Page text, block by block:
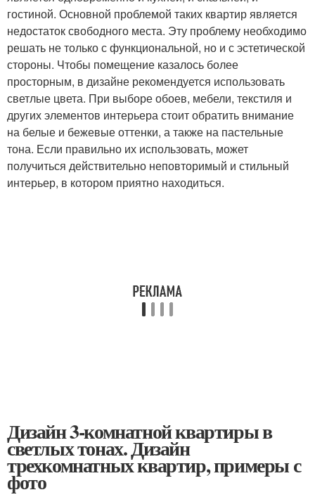
гостиной. Основной проблемой таких квартир является
недостаток свободного места. Эту проблему необходимо
решать не только с функциональной, но и с эстетической
стороны. Чтобы помещение казалось более
просторным, в дизайне рекомендуется использовать
светлые цвета. При выборе обоев, мебели, текстиля и
других элементов интерьера стоит обратить внимание
на белые и бежевые оттенки, а также на пастельные
тона. Если правильно их использовать, может
получиться действительно неповторимый и стильный
интерьер, в котором приятно находиться.
Дизайн 3-комнатной квартиры в
светлых тонах. Дизайн
трехкомнатных квартир, примеры с
фото